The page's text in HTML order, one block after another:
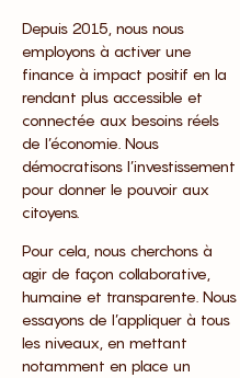
Depuis 2015, nous nous
employons à activer une
finance à impact positif en la
rendant plus accessible et
connectée aux besoins réels
de l’économie. Nous
démocratisons l’investissement
pour donner le pouvoir aux
citoyens.
Pour cela, nous cherchons à
agir de façon collaborative,
humaine et transparente. Nous
essayons de l’appliquer à tous
les niveaux, en mettant
notamment en place un